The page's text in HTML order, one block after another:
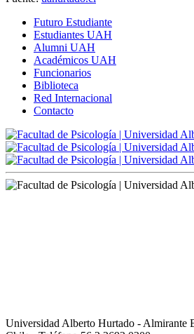
Futuro Estudiante
Estudiantes UAH
Alumni UAH
Académicos UAH
Funcionarios
Biblioteca
Red Internacional
Contacto
Universidad Alberto Hurtado - Almirante